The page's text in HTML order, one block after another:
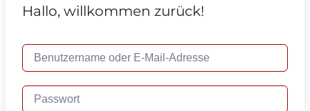
Hallo, willkommen zurück!